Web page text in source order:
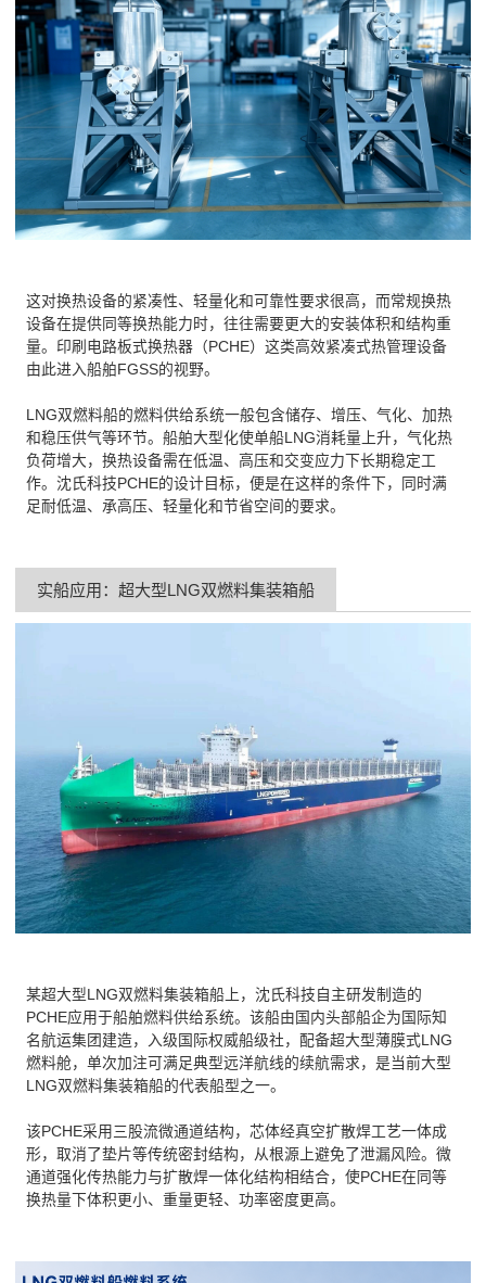
这对换热设备的紧凑性、轻量化和可靠性要求很高，而常规换热
设备在提供同等换热能力时，往往需要更大的安装体积和结构重
量。印刷电路板式换热器（PCHE）这类高效紧凑式热管理设备
由此进入船舶FGSS的视野。
LNG双燃料船的燃料供给系统一般包含储存、增压、气化、加热
和稳压供气等环节。船舶大型化使单船LNG消耗量上升，气化热
负荷增大，换热设备需在低温、高压和交变应力下长期稳定工
作。沈氏科技PCHE的设计目标，便是在这样的条件下，同时满
足耐低温、承高压、轻量化和节省空间的要求。
实船应用：超大型LNG双燃料集装箱船
某超大型LNG双燃料集装箱船上，沈氏科技自主研发制造的
PCHE应用于船舶燃料供给系统。该船由国内头部船企为国际知
名航运集团建造，入级国际权威船级社，配备超大型薄膜式LNG
燃料舱，单次加注可满足典型远洋航线的续航需求，是当前大型
LNG双燃料集装箱船的代表船型之一。
该PCHE采用三股流微通道结构，芯体经真空扩散焊工艺一体成
形，取消了垫片等传统密封结构，从根源上避免了泄漏风险。微
通道强化传热能力与扩散焊一体化结构相结合，使PCHE在同等
换热量下体积更小、重量更轻、功率密度更高。